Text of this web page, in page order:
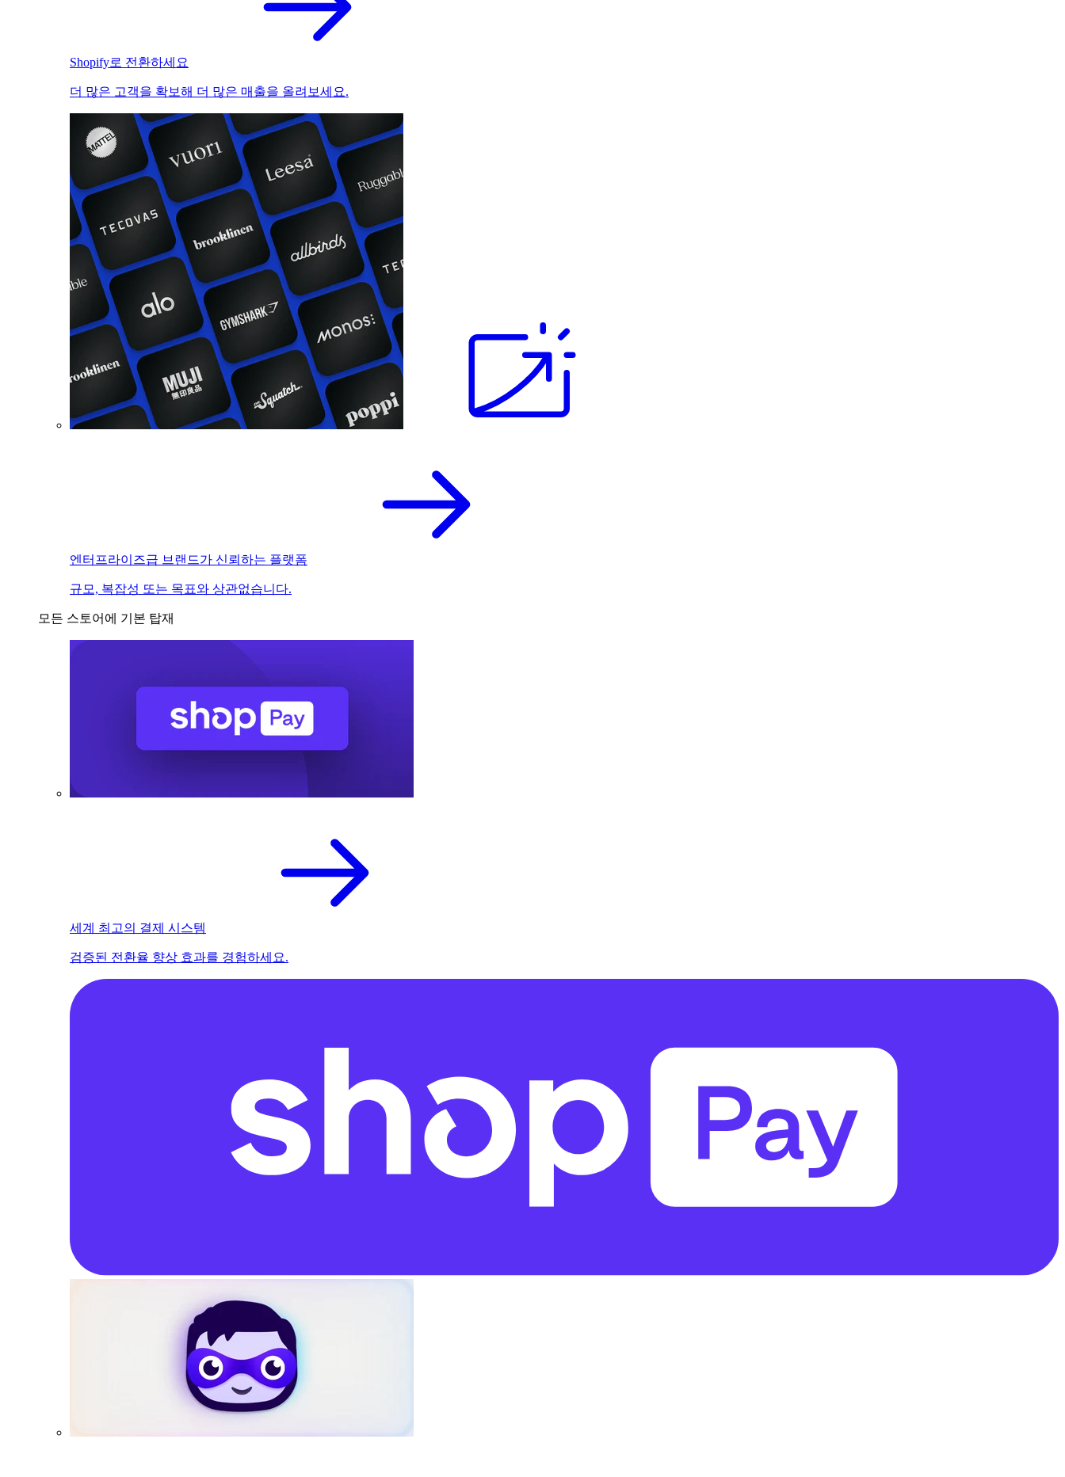
Shopify로 전환하세요
더 많은 고객을 확보해 더 많은 매출을 올려보세요.
엔터프라이즈급 브랜드가 신뢰하는 플랫폼
규모, 복잡성 또는 목표와 상관없습니다.
모든 스토어에 기본 탑재
세계 최고의 결제 시스템
검증된 전환율 향상 효과를 경험하세요.